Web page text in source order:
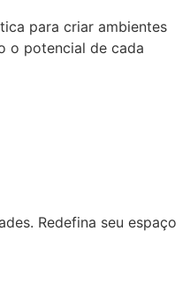
para criar ambientes
o potencial de cada
Redefina seu espaço